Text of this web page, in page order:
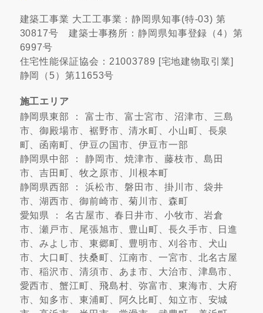
建築工事業 大工工事業：静岡県知事(特-03) 第
30817号 建築士事務所：静岡県知事登録（4）第
6997号
住宅性能保証協会：21003789 [宅地建物取引業]
静岡（5）第11653号
施工エリア
静岡県東部 ： 富士市、富士宮市、沼津市、三島
市、御殿場市、裾野市、清水町、小山町、長泉
町、函南町、伊豆の国市、伊豆市一部
静岡県中部 ： 静岡市、焼津市、藤枝市、島田
市、吉田町、牧之原市、川根本町
静岡県西部 ： 浜松市、磐田市、掛川市、袋井
市、湖西市、御前崎市、菊川市、森町
愛知県 ： 名古屋市、春日井市、小牧市、岩倉
市、瀬戸市、尾張旭市、豊山町、長久手市、日進
市、みよし市、東郷町、豊明市、刈谷市、犬山
市、大口町、扶桑町、江南市、一宮市、北名古屋
市、稲沢市、清須市、あま市、大治市、津島市、
愛西市、蟹江町、飛島村、弥富市、東海市、大府
市、知多市、東浦町、阿久比町、知立市、安城